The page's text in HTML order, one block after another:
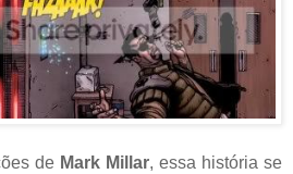
de Mark Millar, essa história se